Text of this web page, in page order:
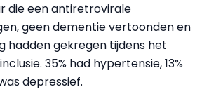
die een antiretrovirale
geen dementie vertoonden en
hadden gekregen tijdens het
35% had hypertensie, 13%
depressief.